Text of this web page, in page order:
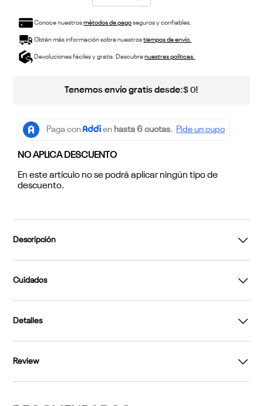
Conoce nuestrosmétodos de pagoseguros y confiables.
Obtén más información sobre nuestrostiempos de envío.
Devoluciones fáciles y gratis. Descubrenuestras políticas.
Tenemos envío gratis desde:$ 0!
NO APLICA DESCUENTO
En este artículo no se podrá aplicar ningún tipo de
descuento.
Descripción
Cuidados
Detalles
Review